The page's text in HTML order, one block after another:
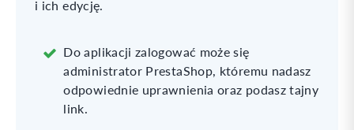
i ich edycję.
Do aplikacji zalogować może się
administrator PrestaShop, któremu nadasz
odpowiednie uprawnienia oraz podasz tajny
link.